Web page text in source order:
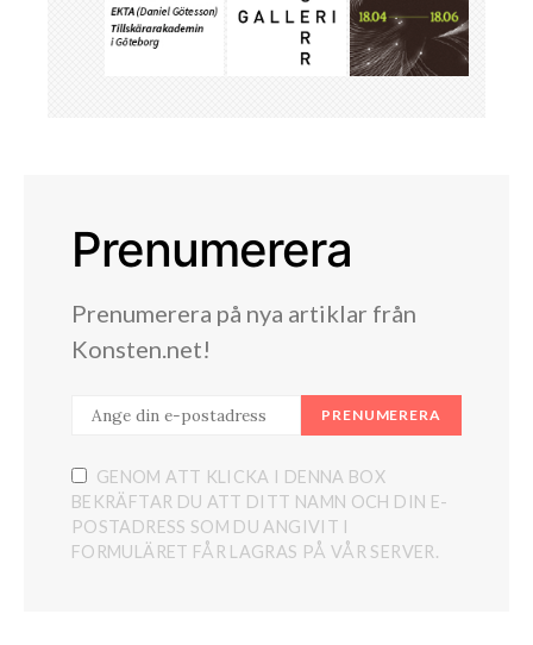
Prenumerera
Prenumerera på nya artiklar från
Konsten.net!
PRENUMERERA
GENOM ATT KLICKA I DENNA BOX
BEKRÄFTAR DU ATT DITT NAMN OCH DIN E-
POSTADRESS SOM DU ANGIVIT I
FORMULÄRET FÅR LAGRAS PÅ VÅR SERVER.